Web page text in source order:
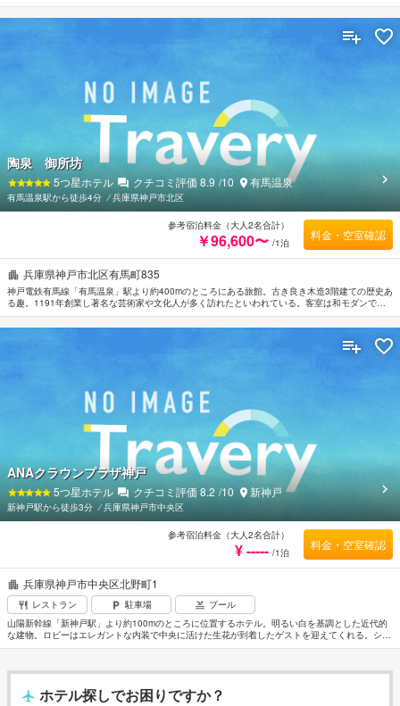
ョン】ロケーション素敵なホテルでした。利便性も良くて旅行利用に是非オススメです。
兵庫県神戸市北区有馬町835
神戸電鉄有馬線「有馬温泉」駅より約400mのところにある旅館。古き良き木造3階建ての歴史あ
る趣。1191年創業し著名な芸術家や文化人が多く訪れたといわれている。客室は和モダンでま
とめられ一部の部屋には有馬温泉ゆかりの文人墨客縁の品や書などを展示しているスペースが設
けられている。露天風呂のような開放感と風を楽しめる浴場「金郷泉（こんごうせん）」や湯船
につかると水琴窟の高い音色がひびく「偲豊庵（しほうあん）」でゆったりとくつろげるのも魅
力。切手文化博物館まで約550m。西宮北ゴルフコースへは約4.2km。
陶泉 御所坊
5つ星ホテル クチコミ評価8.9 /10 有馬温泉
有馬温泉駅から徒歩4分 ⁄兵庫県神戸市北区
参考宿泊料金（大人2名合計）
￥96,600〜 /1泊
料金・空室確認
兵庫県神戸市中央区北野町1
レストラン 駐車場
プール
山陽新幹線「新神戸駅」より約100mのところに位置するホテル。明るい白を基調とした近代的
な建物。ロビーはエレガントな内装で中央に活けた生花が到着したゲストを迎えてくれる。シッ
クな色合いでまとめられた客室は機能的な設備が整い快適な空間。神戸ハーバーランドまで約
ANAクラウンプラザ神戸
5つ星ホテル クチコミ評価8.2 /10 新神戸
新神戸駅から徒歩3分 ⁄兵庫県神戸市中央区
参考宿泊料金（大人2名合計）
¥ ----- /1泊
料金・空室確認
ホテル探しでお困りですか？